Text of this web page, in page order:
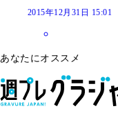
2015年12月31日 15:01
あなたにオススメ